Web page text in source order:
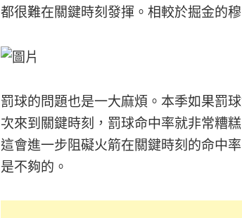
都很難在關鍵時刻發揮。相較於掘金的
罰球的問題也是一大麻煩。本季如果罰
次來到關鍵時刻，罰球命中率就非常糟
這會進一步阻礙火箭在關鍵時刻的命中
是不夠的。